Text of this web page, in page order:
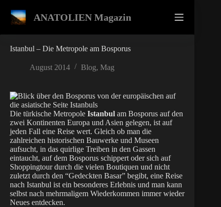
Inhalt
springen
ANATOLIEN Magazin
Istanbul – Die Metropole am Bosporus
August 2014 Blog, Mag
Die türkische Metropole Istanbul am Bosporus auf den
zwei Kontinenten Europa und Asien gelegen, ist auf
jeden Fall eine Reise wert. Gleich ob man die
zahlreichen historischen Bauwerke und Museen
aufsucht, in das quirlige Treiben in den Gassen
eintaucht, auf dem Bosporus schippert oder sich auf
Shoppingtour durch die vielen Boutiquen und nicht
zuletzt durch den “Gedeckten Basar” begibt, eine Reise
nach Istanbul ist ein besonderes Erlebnis und man kann
selbst nach mehrmaligem Wiederkommen immer wieder
Neues entdecken.